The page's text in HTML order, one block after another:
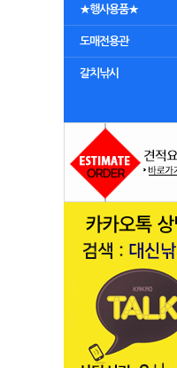
★행사용품★
도매전용관
갈치낚시